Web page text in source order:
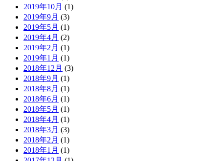
2019年10月 (1)
2019年9月 (3)
2019年5月 (1)
2019年4月 (2)
2019年2月 (1)
2019年1月 (1)
2018年12月 (3)
2018年9月 (1)
2018年8月 (1)
2018年6月 (1)
2018年5月 (1)
2018年4月 (1)
2018年3月 (3)
2018年2月 (1)
2018年1月 (1)